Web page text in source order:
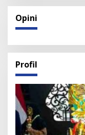
Opini
Profil